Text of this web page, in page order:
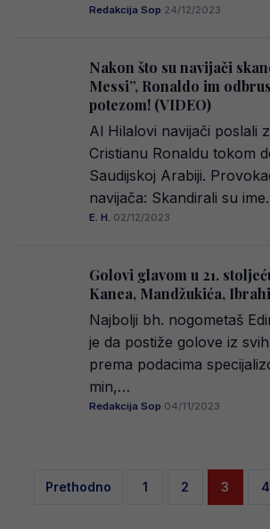
Redakcija Sop·24/12/2023
Nakon što su navijači
Messi”, Ronaldo im
potezom! (VIDEO)
Al Hilalovi navijači poslali
Cristianu Ronaldu tokom
Saudijskoj Arabiji.
navijača: Skandirali su
E. H.·02/12/2023
Golovi glavom u 21.
Kanea, Mandžukića,
Najbolji bh. nogometaš
je da postiže golove iz
prema podacima
min,…
Redakcija Sop·04/11/2023
Posts
Prethodno 1 2 3 4